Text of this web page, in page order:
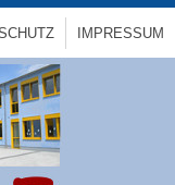
IMPRESSUM